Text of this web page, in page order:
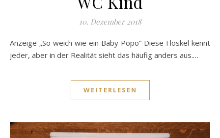
10. Dezember 2018
Anzeige „So weich wie ein Baby Popo“ Diese Floskel kennt
jeder, aber in der Realität sieht das häufig anders aus.…
WEITERLESEN